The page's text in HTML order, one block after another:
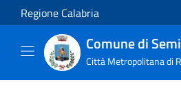
Salta al contenuto principale
Regione Calabria
Comune di
Città Metropolitana di